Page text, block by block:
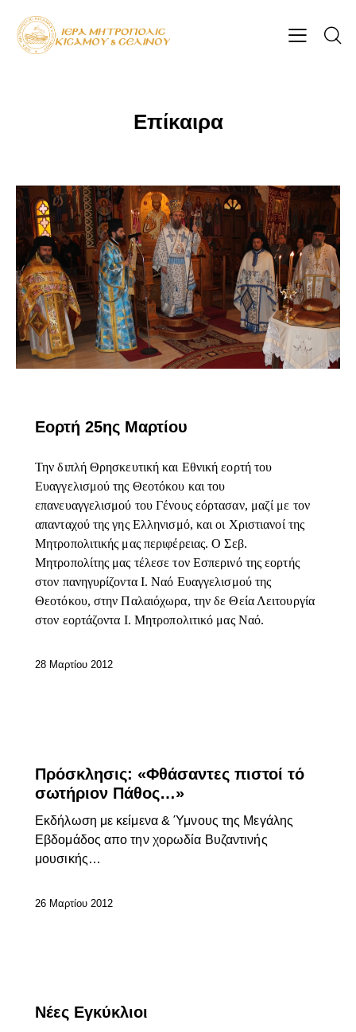
Επίκαιρα
Εορτή 25ης Μαρτίου
Την διπλή Θρησκευτική και Εθνική εορτή του
Ευαγγελισμού της Θεοτόκου και του
επανευαγγελισμού του Γένους εόρτασαν, μαζί με τον
απανταχού της γης Ελληνισμό, και οι Χριστιανοί της
Μητροπολιτικής μας περιφέρειας. Ο Σεβ.
Μητροπολίτης μας τέλεσε τον Εσπερινό της εορτής
στον πανηγυρίζοντα Ι. Ναό Ευαγγελισμού της
Θεοτόκου, στην Παλαιόχωρα, την δε Θεία Λειτουργία
στον εορτάζοντα Ι. Μητροπολιτικό μας Ναό.
28 Μαρτίου 2012
Πρόσκλησις: «Φθάσαντες πιστοί τό
σωτήριον Πάθος…»
Εκδήλωση με κείμενα & Ύμνους της Μεγάλης
Εβδομάδος απο την χορωδία Βυζαντινής
μουσικής…
26 Μαρτίου 2012
Νέες Εγκύκλιοι